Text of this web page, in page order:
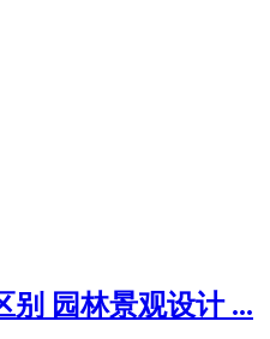
别 园林景观设计 ...